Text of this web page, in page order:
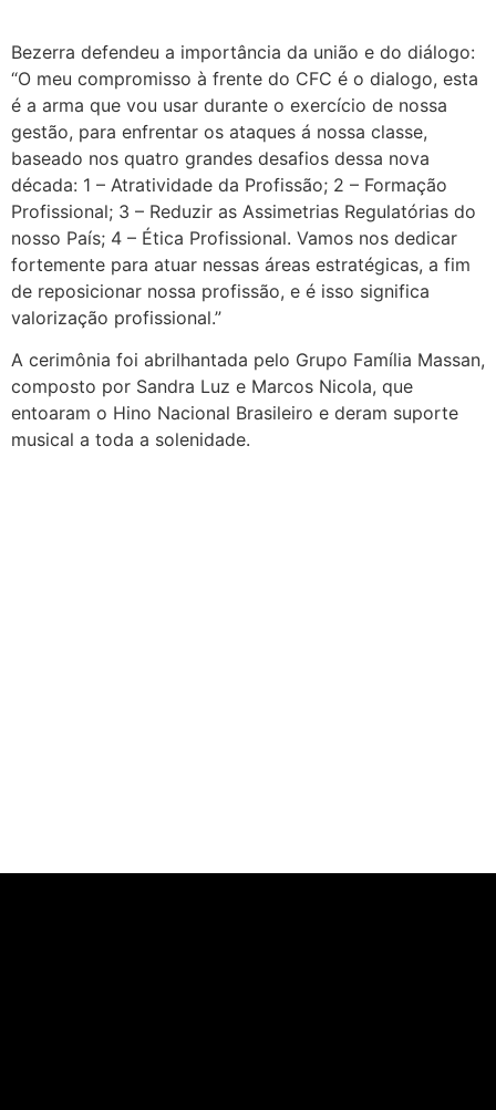
Bezerra defendeu a importância da união e do diálogo:
“O meu compromisso à frente do CFC é o dialogo, esta
é a arma que vou usar durante o exercício de nossa
gestão, para enfrentar os ataques á nossa classe,
baseado nos quatro grandes desafios dessa nova
década: 1 – Atratividade da Profissão; 2 – Formação
Profissional; 3 – Reduzir as Assimetrias Regulatórias do
nosso País; 4 – Ética Profissional. Vamos nos dedicar
fortemente para atuar nessas áreas estratégicas, a fim
de reposicionar nossa profissão, e é isso significa
valorização profissional.”
A cerimônia foi abrilhantada pelo Grupo Família Massan,
composto por Sandra Luz e Marcos Nicola, que
entoaram o Hino Nacional Brasileiro e deram suporte
musical a toda a solenidade.